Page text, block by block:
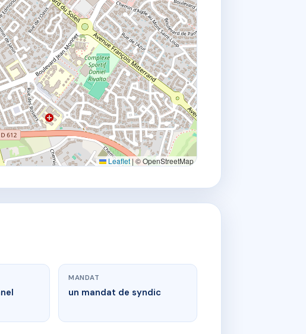
Leaflet |© OpenStreetMap
MANDAT
un mandat de syndic